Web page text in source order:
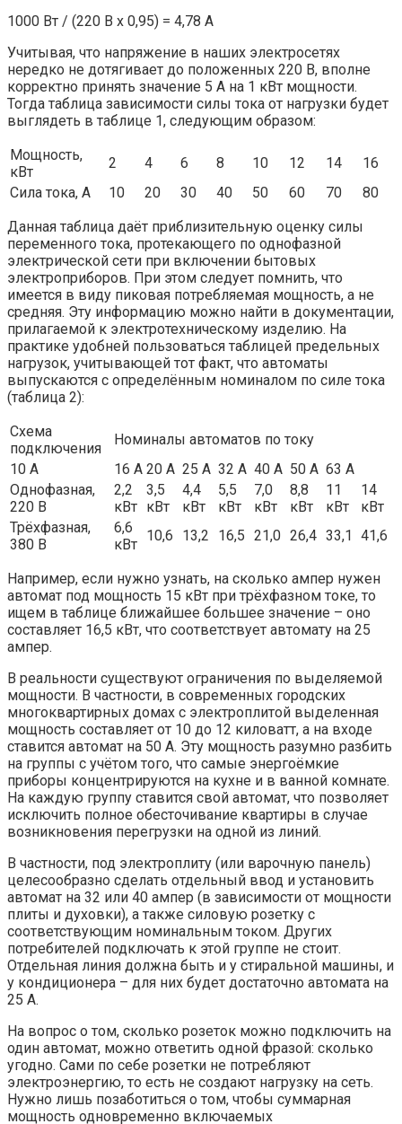
1000 Вт / (220 В х 0,95) = 4,78 А
Учитывая, что напряжение в наших электросетях
нередко не дотягивает до положенных 220 В, вполне
корректно принять значение 5 А на 1 кВт мощности.
Тогда таблица зависимости силы тока от нагрузки будет
выглядеть в таблице 1, следующим образом:
Мощность,
кВт
2 4 6 8 10 12 14
16
Сила тока, А
10 20 30 40 50 60 70
80
Данная таблица даёт приблизительную оценку силы
переменного тока, протекающего по однофазной
электрической сети при включении бытовых
электроприборов. При этом следует помнить, что
имеется в виду пиковая потребляемая мощность, а не
средняя. Эту информацию можно найти в документации,
прилагаемой к электротехническому изделию. На
практике удобней пользоваться таблицей предельных
нагрузок, учитывающей тот факт, что автоматы
выпускаются с определённым номиналом по силе тока
(таблица 2):
Схема
подключения
Номиналы автоматов по току
10 А
16 А 20 А 25 А 32 А 40 А 50 А 63 А
Однофазная,
220 В
2,2
кВт
3,5
кВт
4,4
кВт
5,5
кВт
7,0
кВт
8,8
кВт
11
кВт
14
кВт
Трёхфазная,
380 В
6,6
кВт
10,6 13,2 16,5 21,0 26,4 33,1 41,6
Например, если нужно узнать, на сколько ампер нужен
автомат под мощность 15 кВт при трёхфазном токе, то
ищем в таблице ближайшее большее значение – оно
составляет 16,5 кВт, что соответствует автомату на 25
ампер.
В реальности существуют ограничения по выделяемой
мощности. В частности, в современных городских
многоквартирных домах с электроплитой выделенная
мощность составляет от 10 до 12 киловатт, а на входе
ставится автомат на 50 А. Эту мощность разумно разбить
на группы с учётом того, что самые энергоёмкие
приборы концентрируются на кухне и в ванной комнате.
На каждую группу ставится свой автомат, что позволяет
исключить полное обесточивание квартиры в случае
возникновения перегрузки на одной из линий.
В частности, под электроплиту (или варочную панель)
целесообразно сделать отдельный ввод и установить
автомат на 32 или 40 ампер (в зависимости от мощности
плиты и духовки), а также силовую розетку с
соответствующим номинальным током. Других
потребителей подключать к этой группе не стоит.
Отдельная линия должна быть и у стиральной машины, и
у кондиционера – для них будет достаточно автомата на
25 А.
На вопрос о том, сколько розеток можно подключить на
один автомат, можно ответить одной фразой: сколько
угодно. Сами по себе розетки не потребляют
электроэнергию, то есть не создают нагрузку на сеть.
Нужно лишь позаботиться о том, чтобы суммарная
мощность одновременно включаемых